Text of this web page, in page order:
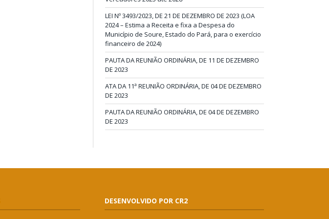
LEI Nº 3493/2023, DE 21 DE DEZEMBRO DE 2023 (LOA
2024 – Estima a Receita e fixa a Despesa do
Município de Soure, Estado do Pará, para o exercício
financeiro de 2024)
PAUTA DA REUNIÃO ORDINÁRIA, DE 11 DE DEZEMBRO
DE 2023
ATA DA 11ª REUNIÃO ORDINÁRIA, DE 04 DE DEZEMBRO
DE 2023
PAUTA DA REUNIÃO ORDINÁRIA, DE 04 DE DEZEMBRO
DE 2023
DESENVOLVIDO POR CR2